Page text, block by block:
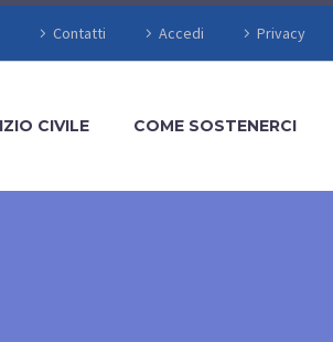
Contatti Accedi Privacy
CIVILE COME SOSTENERCI